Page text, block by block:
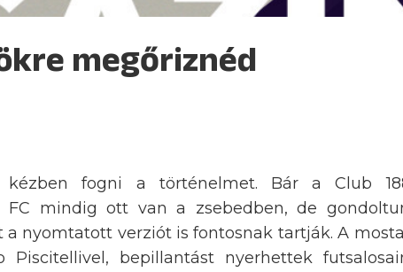
megőriznéd
fogni a történelmet. Bár a Club
FC mindig ott van a zsebedben, de
nyomtatott verziót is fontosnak tartják. A
Piscitellivel, bepillantást nyerhettek